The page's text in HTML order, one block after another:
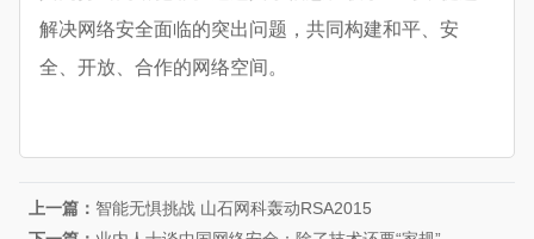
解决网络安全面临的突出问题，共同构建和平、安
全、开放、合作的网络空间。
上一篇： 智能无惧挑战 山石网科轰动RSA2015